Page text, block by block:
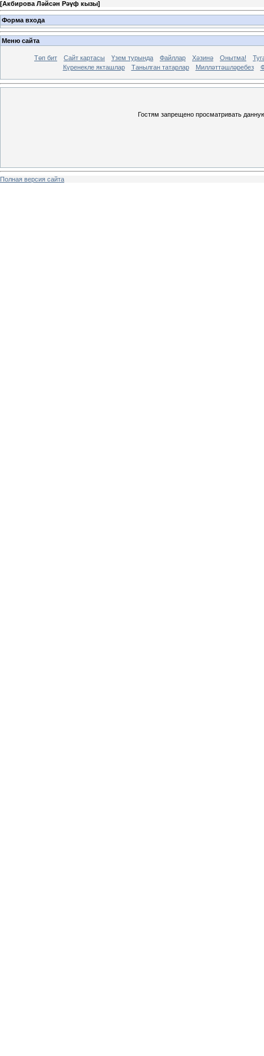
[Акбирова Ләйсән Рәүф кызы]
Форма входа
Меню сайта
Төп бит Сайт картасы Үзем турында Файллар Хәзинә Онытма!
Күренекле якташлар
Танылган татарлар Милләттәшләребез
Гостям запрещено просматривать
Полная версия сайта